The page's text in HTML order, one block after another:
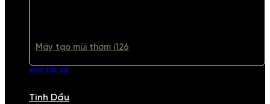
Máy tạo mùi thơm i126
xem tất cả
Tinh Dầu